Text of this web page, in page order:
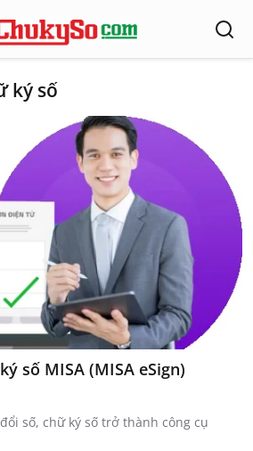
ký số
số MISA (MISA eSign)
số, chữ ký số trở thành công cụ